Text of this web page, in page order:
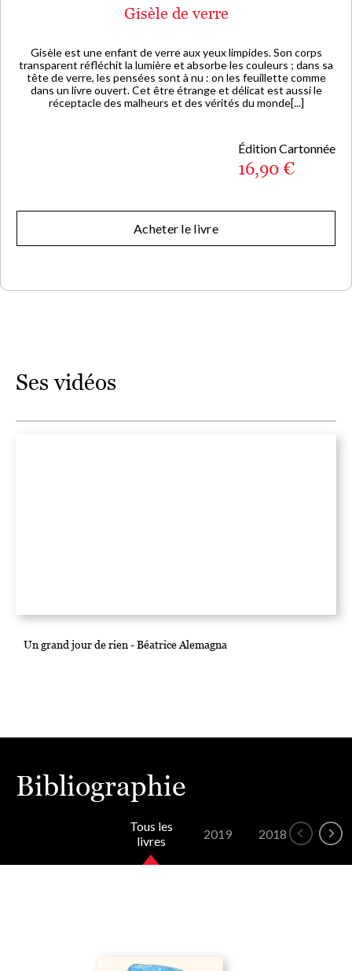
Gisèle de verre
Gisèle est une enfant de verre aux yeux limpides. Son corps
transparent réfléchit la lumière et absorbe les couleurs ; dans sa
tête de verre, les pensées sont à nu : on les feuillette comme
dans un livre ouvert. Cet être étrange et délicat est aussi le
réceptacle des malheurs et des vérités du monde[...]
Édition Cartonnée
16,90 €
Acheter le livre
Ses vidéos
Un grand jour de rien - Béatrice Alemagna
Bibliographie
Tous les
livres
2019 2018 2016